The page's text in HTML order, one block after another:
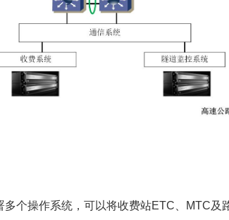
个操作系统，可以将收费站ETC、MTC